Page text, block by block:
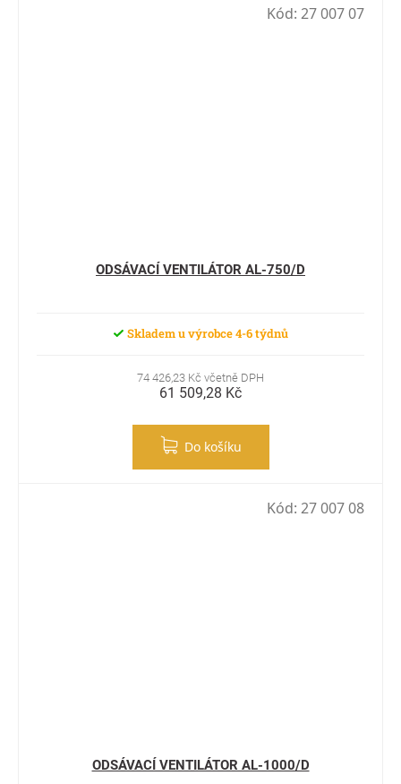
ODSÁVACÍ VENTILÁTOR AL-750/D
Skladem u výrobce 4-6 týdnů
74 426,23 Kč včetně DPH
61 509,28 Kč
Do košíku
Kód: 27 007 07
ODSÁVACÍ VENTILÁTOR AL-1000/D
Kód: 27 007 08